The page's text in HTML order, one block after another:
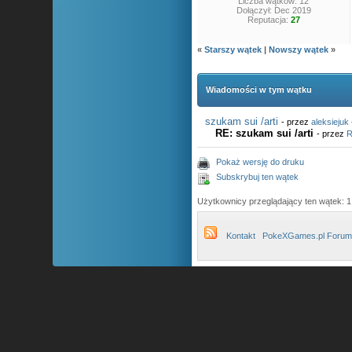
Dołączył: Dec 2019
Reputacja: 27
«Starszy wątek |Nowszy wątek »
Wiadomości w tym wątku
szukam sui /arti - przezaleksiejuk
RE: szukam sui /arti - przez
Pokaż wersję do druku
Subskrybuj ten wątek
Użytkownicy przeglądający ten wątek:
Kontakt PokeXGames.pl